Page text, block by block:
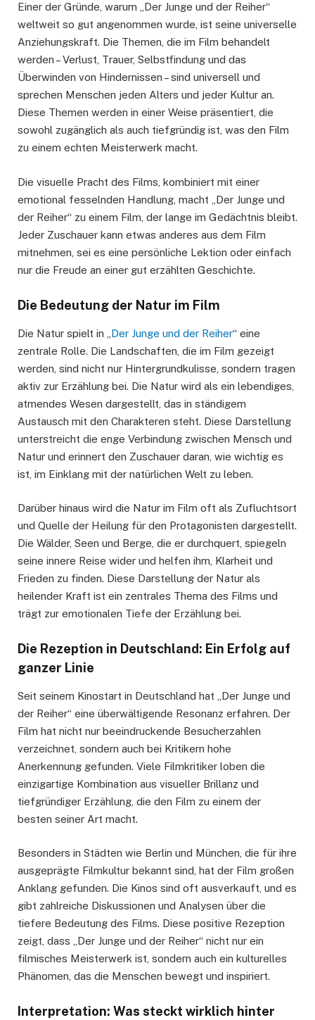
Einer der Gründe, warum „Der Junge und der Reiher“
weltweit so gut angenommen wurde, ist seine universelle
Anziehungskraft. Die Themen, die im Film behandelt
werden – Verlust, Trauer, Selbstfindung und das
Überwinden von Hindernissen – sind universell und
sprechen Menschen jeden Alters und jeder Kultur an.
Diese Themen werden in einer Weise präsentiert, die
sowohl zugänglich als auch tiefgründig ist, was den Film
zu einem echten Meisterwerk macht.
Die visuelle Pracht des Films, kombiniert mit einer
emotional fesselnden Handlung, macht „Der Junge und
der Reiher“ zu einem Film, der lange im Gedächtnis bleibt.
Jeder Zuschauer kann etwas anderes aus dem Film
mitnehmen, sei es eine persönliche Lektion oder einfach
nur die Freude an einer gut erzählten Geschichte.
Die Bedeutung der Natur im Film
Die Natur spielt in „ Der Junge und der Reiher“ eine
zentrale Rolle. Die Landschaften, die im Film gezeigt
werden, sind nicht nur Hintergrundkulisse, sondern tragen
aktiv zur Erzählung bei. Die Natur wird als ein lebendiges,
atmendes Wesen dargestellt, das in ständigem
Austausch mit den Charakteren steht. Diese Darstellung
unterstreicht die enge Verbindung zwischen Mensch und
Natur und erinnert den Zuschauer daran, wie wichtig es
ist, im Einklang mit der natürlichen Welt zu leben.
Darüber hinaus wird die Natur im Film oft als Zufluchtsort
und Quelle der Heilung für den Protagonisten dargestellt.
Die Wälder, Seen und Berge, die er durchquert, spiegeln
seine innere Reise wider und helfen ihm, Klarheit und
Frieden zu finden. Diese Darstellung der Natur als
heilender Kraft ist ein zentrales Thema des Films und
trägt zur emotionalen Tiefe der Erzählung bei.
Die Rezeption in Deutschland: Ein Erfolg auf
ganzer Linie
Seit seinem Kinostart in Deutschland hat „Der Junge und
der Reiher“ eine überwältigende Resonanz erfahren. Der
Film hat nicht nur beeindruckende Besucherzahlen
verzeichnet, sondern auch bei Kritikern hohe
Anerkennung gefunden. Viele Filmkritiker loben die
einzigartige Kombination aus visueller Brillanz und
tiefgründiger Erzählung, die den Film zu einem der
besten seiner Art macht.
Besonders in Städten wie Berlin und München, die für ihre
ausgeprägte Filmkultur bekannt sind, hat der Film großen
Anklang gefunden. Die Kinos sind oft ausverkauft, und es
gibt zahlreiche Diskussionen und Analysen über die
tiefere Bedeutung des Films. Diese positive Rezeption
zeigt, dass „Der Junge und der Reiher“ nicht nur ein
filmisches Meisterwerk ist, sondern auch ein kulturelles
Phänomen, das die Menschen bewegt und inspiriert.
Interpretation: Was steckt wirklich hinter